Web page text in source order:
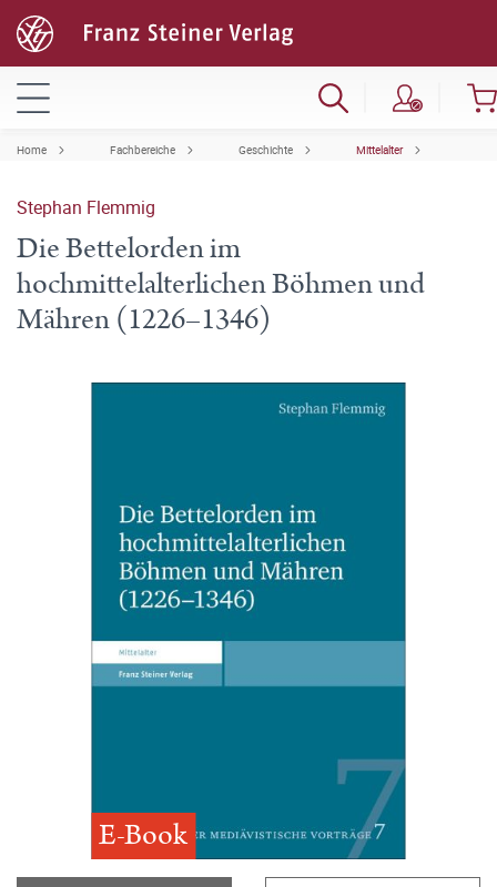
Home Fachbereiche Geschichte Mittelalter
Stephan Flemmig
Die Bettelorden im
hochmittelalterlichen Böhmen und
Mähren (1226–1346)
E-Book